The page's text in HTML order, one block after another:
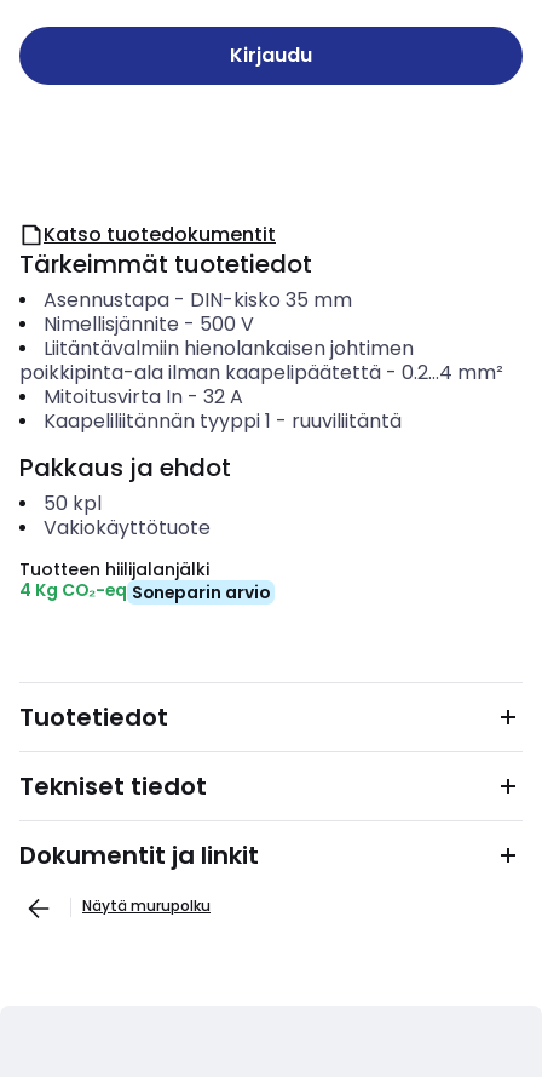
Kirjaudu
Katso tuotedokumentit
Tärkeimmät tuotetiedot
Asennustapa- DIN-kisko 35 mm
Nimellisjännite - 500 V
Liitäntävalmiin hienolankaisen johtimen
poikkipinta-ala ilman kaapelipäätettä - 0.2...4 mm²
Mitoitusvirta In- 32A
Kaapeliliitännän tyyppi 1 - ruuviliitäntä
Pakkaus ja ehdot
50 kpl
Vakiokäyttötuote
Tuotteen hiilijalanjälki
4 Kg CO₂-eq Soneparin arvio
Tuotetiedot
Tekniset tiedot
Dokumentit ja linkit
Näytä murupolku